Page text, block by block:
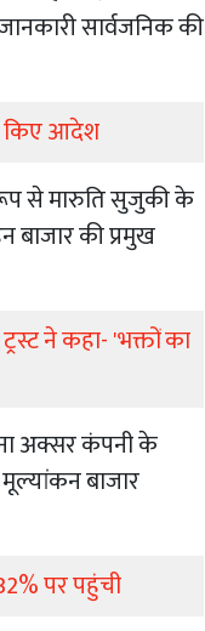
सार्वजनिक की
किए आदेश
से मारुति सुजुकी के
बाजार की प्रमुख
ने कहा- 'भक्तों का
अक्सर कंपनी के
बाजार
पर पहुंची